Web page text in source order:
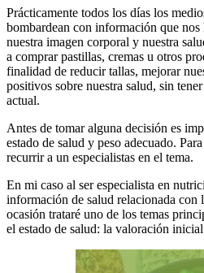
Prácticamente todos los días los
bombardean con información que nos
nuestra imagen corporal y nuestra
a comprar pastillas, cremas u otros
finalidad de reducir tallas, mejorar
positivos sobre nuestra salud, sin
actual.
Antes de tomar alguna decisión es
estado de salud y peso adecuado.
recurrir a un especialistas en el tema.
En mi caso al ser especialista en
información de salud relacionada con
ocasión trataré uno de los temas
el estado de salud: la valoración